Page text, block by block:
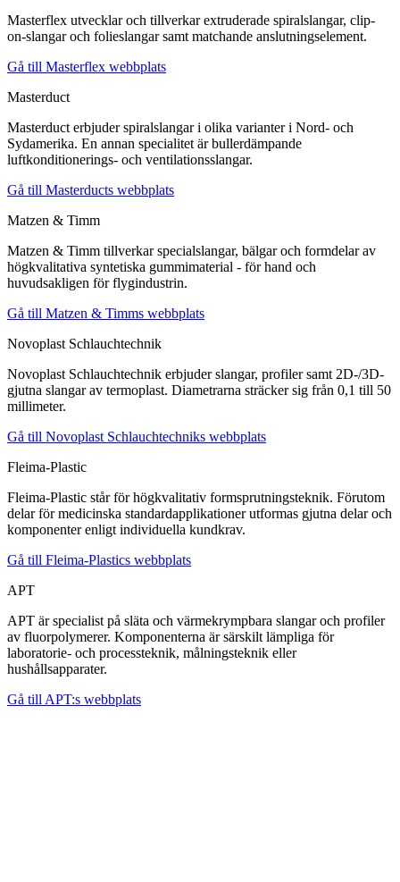
Masterflex utvecklar och tillverkar extruderade spiralslangar, clip-
on-slangar och folieslangar samt matchande anslutningselement.
Gå till Masterflex webbplats
Masterduct
Masterduct erbjuder spiralslangar i olika varianter i Nord- och
Sydamerika. En annan specialitet är bullerdämpande
luftkonditionerings- och ventilationsslangar.
Gå till Masterducts webbplats
Matzen & Timm
Matzen & Timm tillverkar specialslangar, bälgar och formdelar av
högkvalitativa syntetiska gummimaterial - för hand och
huvudsakligen för flygindustrin.
Gå till Matzen & Timms webbplats
Novoplast Schlauchtechnik
Novoplast Schlauchtechnik erbjuder slangar, profiler samt 2D-/3D-
gjutna slangar av termoplast. Diametrarna sträcker sig från 0,1 till 50
millimeter.
Gå till Novoplast Schlauchtechniks webbplats
Fleima-Plastic
Fleima-Plastic står för högkvalitativ formsprutningsteknik. Förutom
delar för medicinska standardapplikationer utformas gjutna delar och
komponenter enligt individuella kundkrav.
Gå till Fleima-Plastics webbplats
APT
APT är specialist på släta och värmekrympbara slangar och profiler
av fluorpolymerer. Komponenterna är särskilt lämpliga för
laboratorie- och processteknik, målningsteknik eller
hushållsapparater.
Gå till APT:s webbplats